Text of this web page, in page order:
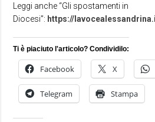
Leggi anche “Gli spostamenti in
Diocesi”: https://
Ti è piaciuto l'articolo? Condividilo:
Facebook X
Telegram Stampa